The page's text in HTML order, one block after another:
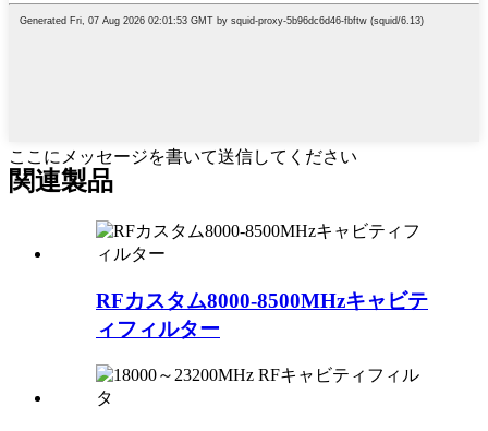
ここにメッセージを書いて送信してください
関連製品
RFカスタム8000-8500MHzキャビテ
ィフィルター